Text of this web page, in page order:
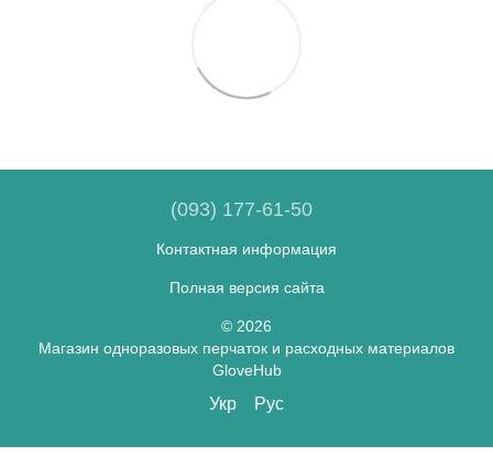
(093) 177-61-50
Контактная информация
Полная версия сайта
© 2026
Магазин одноразовых перчаток и расходных материалов
GloveHub
Укр Рус